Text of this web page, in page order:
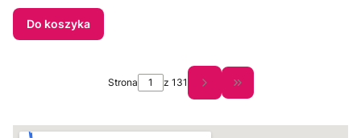
Do koszyka
Strona z 131 Przejdź do ostatniej